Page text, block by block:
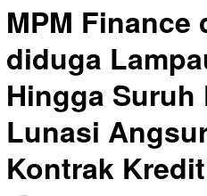
MPM Finance
diduga
Hingga
Lunasi
Kontrak